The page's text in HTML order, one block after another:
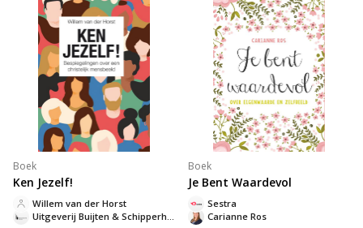
emotionele vrijheid zoekt.
Boek
Ken Jezelf!
Uitgeverij Buijten & Schipperheijn
Willem van der Horst
Boek
Je Bent Waardevol
Carianne Ros
Sestra